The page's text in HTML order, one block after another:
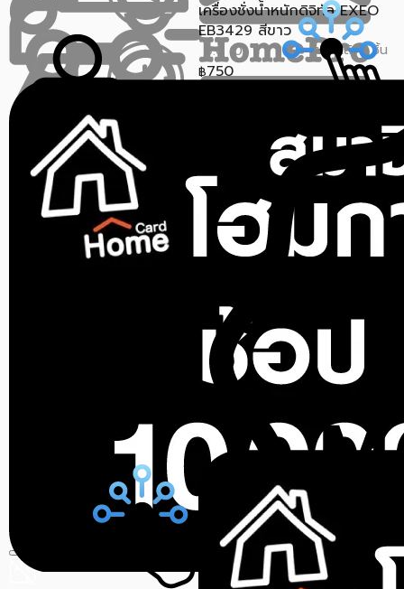
เครื่องชั่งน้ำหนักดิจิทัล EXEO
EB3429 สีขาว
0.0 (0) ขายแล้ว 1 ชิ้น
฿750